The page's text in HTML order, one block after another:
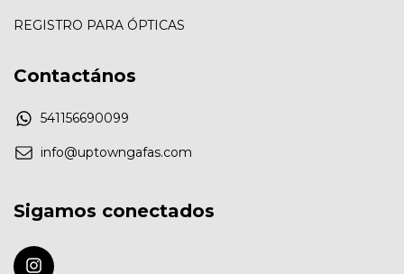
REGISTRO PARA ÓPTICAS
Contactános
541156690099
info@uptowngafas.com
Sigamos conectados